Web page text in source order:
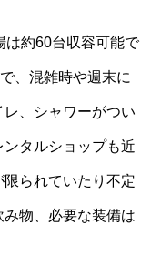
は約60台収容可能で
、混雑時や週末に
、シャワーがつい
タルショップも近
られていたり不定
物、必要な装備は